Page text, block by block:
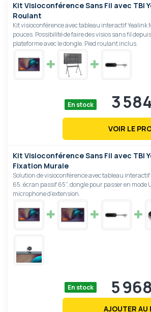
Kit Visioconférence Sans Fil avec TBI
Roulant
Kit visioconférence avec tableau interactif Yealink
pouces. Possibilité de faire des visios sans fil
plateforme avec le dongle. Pied roulant inclus.
En stock 3
VOIR LE
Kit Visioconférence Sans Fil avec TBI
Fixation Murale
Solution de visioconférence avec tableau
65, écran passif 65”, dongle pour passer en mode
microphone d’extension.
En stock 5
AJOUTER AU